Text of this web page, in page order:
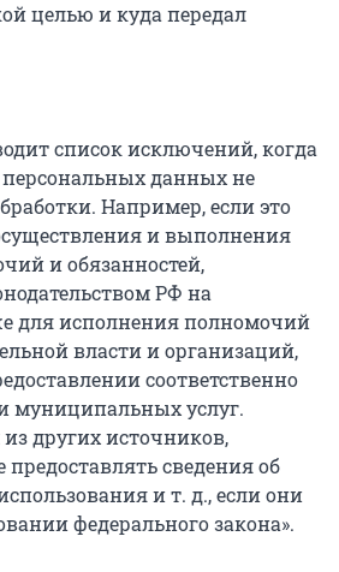
целью и куда передал
список исключений, когда
персональных данных не
Например, если это
и выполнения
и обязанностей,
РФ на
для исполнения полномочий
власти и организаций,
соответственно
муниципальных услуг.
других источников,
сведения об
и т. д., если они
федерального закона».